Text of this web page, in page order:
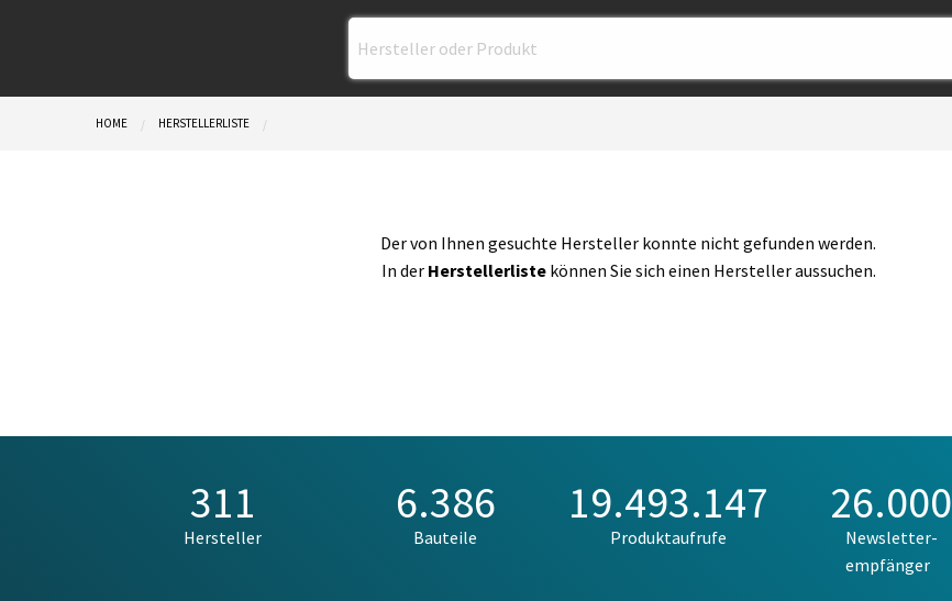
HOME HERSTELLERLISTE
Der von Ihnen gesuchte Hersteller konnte nicht gefunden werden.
In der Herstellerlistekönnen Sie sich einen Hersteller aussuchen.
311
Hersteller
6.386
Bauteile
19.493.147
Produktaufrufe
26.000
Newsletter-
empfänger